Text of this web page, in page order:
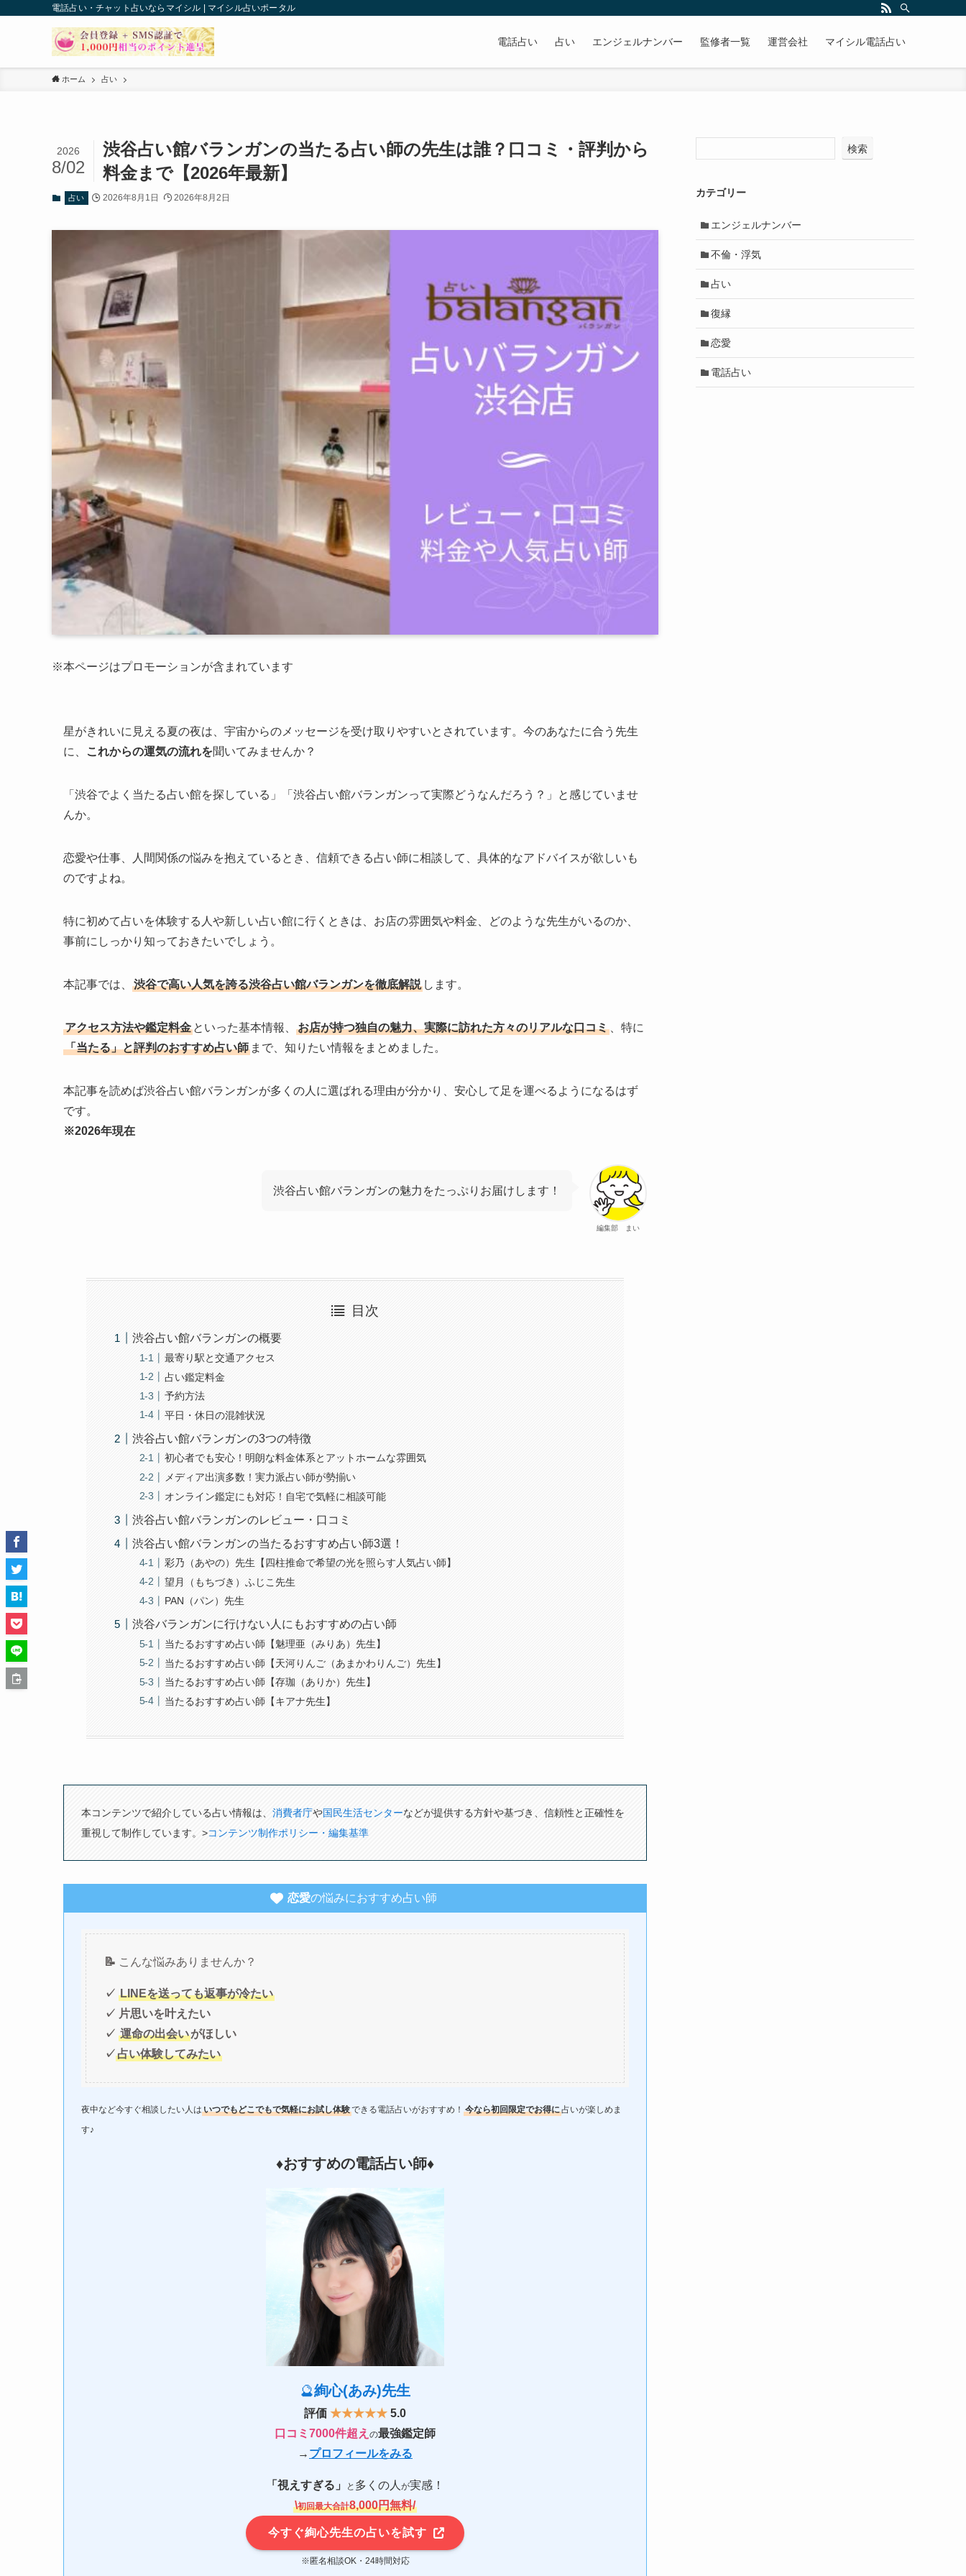
電話占い・チャット占いならマイシル | マイシル占いポータル
電話占い 占い エンジェルナンバー 監修者一覧 運営会社 マイシル電話占い
ホーム 占い
渋谷占い館バランガンの当たる占い師の先生は誰？口コミ・評判から
料金まで【2026年最新】
2026
8/02
占い 2026年8月1日 2026年8月2日
※本ページはプロモーションが含まれています
星がきれいに見える夏の夜は、宇宙からのメッセージを受け取りやすいとされています。今のあなたに合う先生
に、
これからの運気の流れを聞いてみませんか？
「渋谷でよく当たる占い館を探している」「渋谷占い館バランガンって実際どうなんだろう？」と感じていませ
んか。
恋愛や仕事、人間関係の悩みを抱えているとき、信頼できる占い師に相談して、具体的なアドバイスが欲しいも
のですよね。
特に初めて占いを体験する人や新しい占い館に行くときは、お店の雰囲気や料金、どのような先生がいるのか、
事前にしっかり知っておきたいでしょう。
本記事では、 渋谷で高い人気を誇る渋谷占い館バランガンを徹底解説 します。
アクセス方法や鑑定料金 といった基本情報、 お店が持つ独自の魅力、実際に訪れた方々のリアルな口コミ
、特に
「当たる」と評判のおすすめ占い師 まで、知りたい情報をまとめました。
本記事を読めば渋谷占い館バランガンが多くの人に選ばれる理由が分かり、安心して足を運べるようになるはず
です。
※2026年現在
編集部 まい
渋谷占い館バランガンの魅力をたっぷりお届けします！
目次
渋谷占い館バランガンの概要
最寄り駅と交通アクセス
占い鑑定料金
予約方法
平日・休日の混雑状況
渋谷占い館バランガンの3つの特徴
初心者でも安心！明朗な料金体系とアットホームな雰囲気
メディア出演多数！実力派占い師が勢揃い
オンライン鑑定にも対応！自宅で気軽に相談可能
渋谷占い館バランガンのレビュー・口コミ
渋谷占い館バランガンの当たるおすすめ占い師3選！
彩乃（あやの）先生【四柱推命で希望の光を照らす人気占い師】
望月（もちづき）ふじこ先生
PAN（パン）先生
渋谷バランガンに行けない人にもおすすめの占い師
当たるおすすめ占い師【魅理亜（みりあ）先生】
当たるおすすめ占い師【天河りんご（あまかわりんご）先生】
当たるおすすめ占い師【存珈（ありか）先生】
当たるおすすめ占い師【キアナ先生】
本コンテンツで紹介している占い情報は、 消費者庁や国民生活センターなどが提供する方針や基づき、信頼性と正確性を
重視して制作しています。>コンテンツ制作ポリシー・編集基準
恋愛の悩みにおすすめ占い師
📝 こんな悩みありませんか？
✓ LINEを送っても返事が冷たい
✓ 片思いを叶えたい
✓ 運命の出会いがほしい
✓占い体験してみたい
夜中など今すぐ相談したい人は いつでもどこでもで気軽にお試し体験できる電話占いがおすすめ！ 今なら初回限定でお得に 占いが楽しめま
す♪
♦︎おすすめの電話占い師♦︎
🔮絢心(あみ)先生
評価 ★★★★★ 5.0
口コミ7000件超え の最強鑑定師
→ プロフィールをみる
「視えすぎる」 と 多くの人 が実感！
\初回最大合計8,000円無料/
今すぐ絢心先生の占いを試す
※匿名相談OK・24時間対応
検索
カテゴリー
エンジェルナンバー
不倫・浮気
占い
復縁
恋愛
電話占い